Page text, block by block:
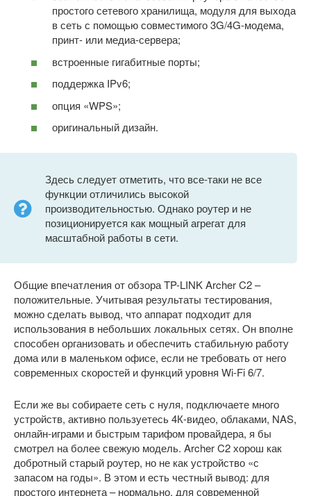
простого сетевого хранилища, модуля для выхода
в сеть с помощью совместимого 3G/4G-модема,
принт- или медиа-сервера;
встроенные гигабитные порты;
поддержка IPv6;
опция «WPS»;
оригинальный дизайн.
Здесь следует отметить, что все-таки не все
функции отличились высокой
производительностью. Однако роутер и не
позиционируется как мощный агрегат для
масштабной работы в сети.
Общие впечатления от обзора TP-LINK Archer C2 –
положительные. Учитывая результаты тестирования,
можно сделать вывод, что аппарат подходит для
использования в небольших локальных сетях. Он вполне
способен организовать и обеспечить стабильную работу
дома или в маленьком офисе, если не требовать от него
современных скоростей и функций уровня Wi-Fi 6/7.
Если же вы собираете сеть с нуля, подключаете много
устройств, активно пользуетесь 4К-видео, облаками, NAS,
онлайн-играми и быстрым тарифом провайдера, я бы
смотрел на более свежую модель. Archer C2 хорош как
добротный старый роутер, но не как устройство «с
запасом на годы». В этом и есть честный вывод: для
простого интернета – нормально, для современной